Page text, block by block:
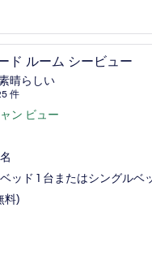
ミニバ
ド ルーム シービュー
晴らしい
件
ン ビュー
ッド 1 台またはシングルベ
料)